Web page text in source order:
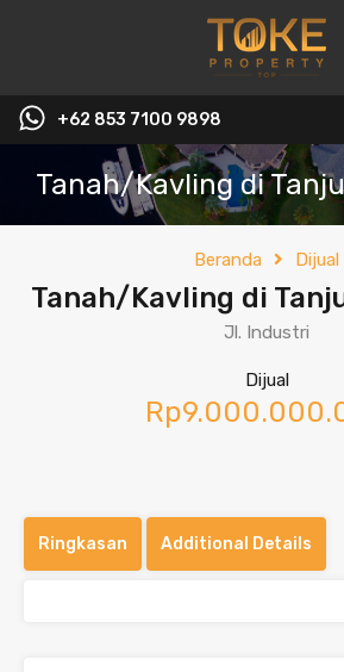
+62 853 7100 9898‬
Tanah/Kavling di
Beranda Dijual
Tanah/Kavling di
Jl. Industri
Dijual
Ringkasan Additional Details